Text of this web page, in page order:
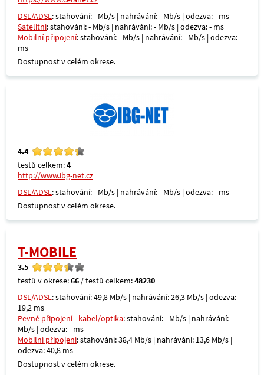
DSL/ADSL: stahování: - Mb/s | nahrávání: - Mb/s | odezva: - ms
Satelitní: stahování: - Mb/s | nahrávání: - Mb/s | odezva: - ms
Mobilní připojení: stahování: - Mb/s | nahrávání: - Mb/s | odezva: -
ms
Dostupnost v celém okrese.
4.4
testů celkem:4
http://www.ibg-net.cz
DSL/ADSL: stahování: - Mb/s | nahrávání: - Mb/s | odezva: - ms
Dostupnost v celém okrese.
T-MOBILE
3.5
testů v okrese:66 / testů celkem:48230
DSL/ADSL: stahování: 49,8 Mb/s | nahrávání: 26,3 Mb/s | odezva:
19,2 ms
Pevné připojení - kabel/optika: stahování: - Mb/s | nahrávání: -
Mb/s | odezva: - ms
Mobilní připojení: stahování: 38,4 Mb/s | nahrávání: 13,6 Mb/s |
odezva: 40,8 ms
Dostupnost v celém okrese.